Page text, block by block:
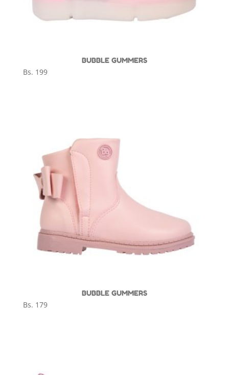
BUBBLE GUMMERS
Bs. 199
BUBBLE GUMMERS
Bs. 179